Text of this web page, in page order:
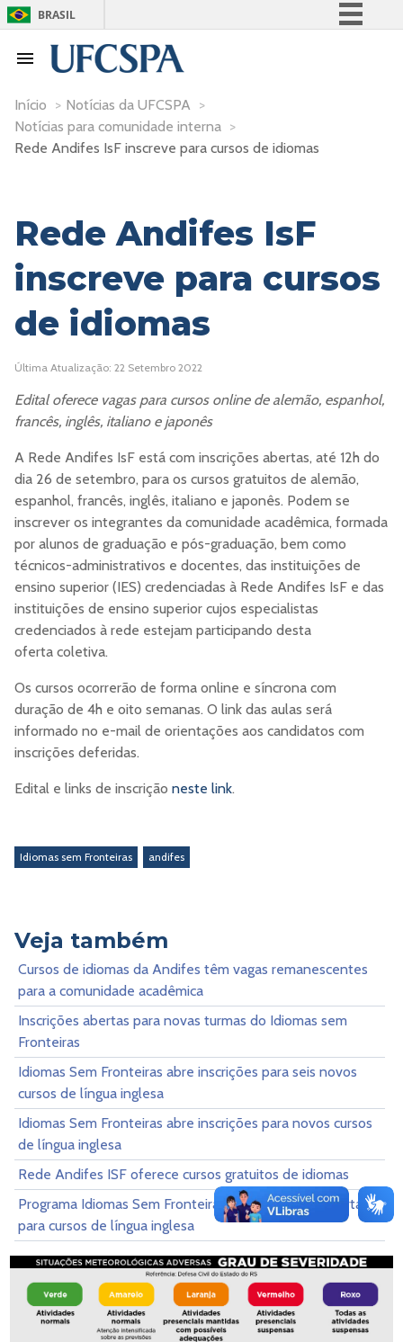
BRASIL
Acesso à informação
Início > Notícias da UFCSPA >
Notícias para comunidade interna >
Rede Andifes IsF inscreve para cursos de idiomas
Rede Andifes IsF
inscreve para cursos
de idiomas
Última Atualização: 22 Setembro 2022
Edital oferece vagas para cursos online de alemão, espanhol,
francês, inglês, italiano e japonês
A Rede Andifes IsF está com inscrições abertas, até 12h do
dia 26 de setembro, para os cursos gratuitos de alemão,
espanhol, francês, inglês, italiano e japonês. Podem se
inscrever os integrantes da comunidade acadêmica, formada
por alunos de graduação e pós-graduação, bem como
técnicos-administrativos e docentes, das instituições de
ensino superior (IES) credenciadas à Rede Andifes IsF e das
instituições de ensino superior cujos especialistas
credenciados à rede estejam participando desta
oferta coletiva.
Os cursos ocorrerão de forma online e síncrona com
duração de 4h e oito semanas. O link das aulas será
informado no e-mail de orientações aos candidatos com
inscrições deferidas.
Edital e links de inscrição neste link.
Idiomas sem Fronteiras andifes
Veja também
Cursos de idiomas da Andifes têm vagas remanescentes
para a comunidade acadêmica
Inscrições abertas para novas turmas do Idiomas sem
Fronteiras
Idiomas Sem Fronteiras abre inscrições para seis novos
cursos de língua inglesa
Idiomas Sem Fronteiras abre inscrições para novos cursos
de língua inglesa
Rede Andifes ISF oferece cursos gratuitos de idiomas
Programa Idiomas Sem Fronteiras tem inscrições abertas
para cursos de língua inglesa